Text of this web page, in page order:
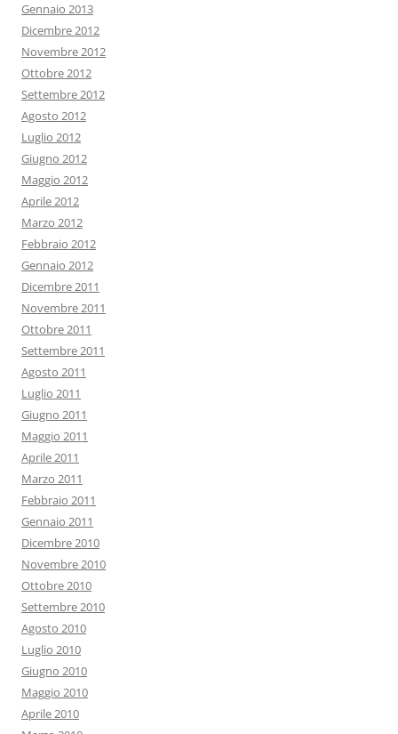
Gennaio 2013
Dicembre 2012
Novembre 2012
Ottobre 2012
Settembre 2012
Agosto 2012
Luglio 2012
Giugno 2012
Maggio 2012
Aprile 2012
Marzo 2012
Febbraio 2012
Gennaio 2012
Dicembre 2011
Novembre 2011
Ottobre 2011
Settembre 2011
Agosto 2011
Luglio 2011
Giugno 2011
Maggio 2011
Aprile 2011
Marzo 2011
Febbraio 2011
Gennaio 2011
Dicembre 2010
Novembre 2010
Ottobre 2010
Settembre 2010
Agosto 2010
Luglio 2010
Giugno 2010
Maggio 2010
Aprile 2010